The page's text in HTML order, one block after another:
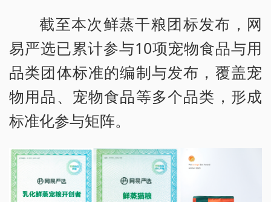
截至本次鲜蒸干粮团标发布，网
易严选已累计参与10项宠物食品与用
品类团体标准的编制与发布，覆盖宠
物用品、宠物食品等多个品类，形成
标准化参与矩阵。